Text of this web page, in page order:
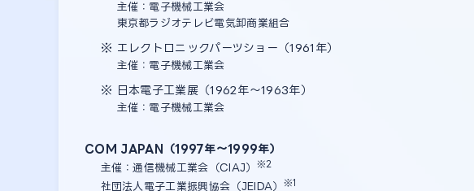
主催：電子機械工業会
東京都ラジオテレビ電気卸商業組合
※ エレクトロニックパーツショー（1961年）
主催：電子機械工業会
※ 日本電子工業展（1962年〜1963年）
主催：電子機械工業会
COM JAPAN（1997年～1999年）
主催：通信機械工業会（CIAJ） ※2
社団法人電子工業振興協会（JEIDA） ※1